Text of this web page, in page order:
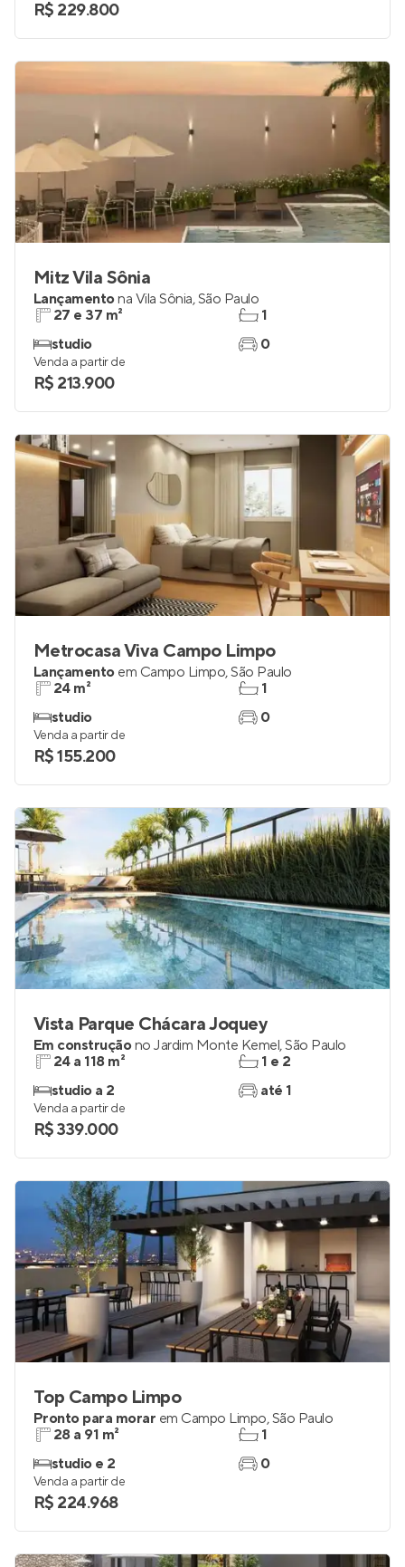
R$ 229.800
Mitz Vila Sônia
Lançamentona Vila Sônia,São Paulo
27 e 37 m²
studio
1
0
Venda a partir de
R$ 213.900
Metrocasa Viva Campo Limpo
Lançamento em Campo Limpo,São Paulo
24 m²
studio
1
0
Venda a partir de
R$ 155.200
Vista Parque Chácara Joquey
Em construçãono Jardim Monte Kemel,São Paulo
24 a 118 m²
studio a 2
1 e 2
até 1
Venda a partir de
R$ 339.000
Top Campo Limpo
Pronto para morar em Campo Limpo,São Paulo
28 a 91 m²
studio e 2
1
0
Venda a partir de
R$ 224.968